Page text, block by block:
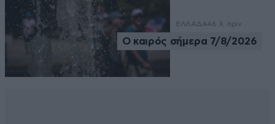
ΕΛΛΑΔΑ46 λ. πριν
Ο καιρός σήμερα 7/8/2026